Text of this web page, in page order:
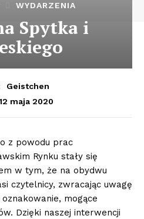
WYDARZENIA
Spytka i
Geistchen
maja 2020
z powodu prac
Rynku stały się
w tym, że na obydwu
czytelnicy, zwracając uwagę
mogące
Dzięki naszej interwencji